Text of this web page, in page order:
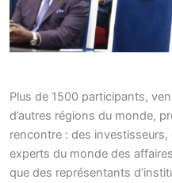
Plus de 1500 participants,
d’autres régions du monde,
rencontre : des investisseurs,
experts du monde des
que des représentants